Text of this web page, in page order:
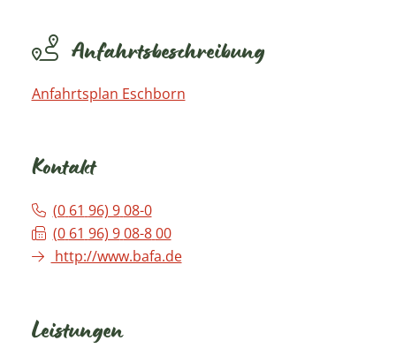
Anfahrtsbeschreibung
Anfahrtsplan Eschborn
Kontakt
(0 61 96) 9 08-0
(0 61 96) 9 08-8 00
http://www.bafa.de
Leistungen